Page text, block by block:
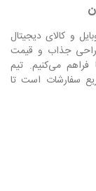
و کالای دیجیتال
طراحی جذاب و قیمت
می‌کنیم. تیم
سفارشات است تا